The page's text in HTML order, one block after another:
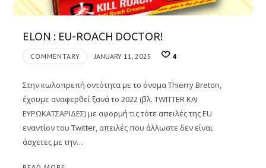
ELON : EU-ROACH DOCTOR!
COMMENTARY JANUARY 11, 2025 4
Στην κωλοπρεπή οντότητα με το όνομα Thierry Breton,
έχουμε αναφερθεί ξανά το 2022 (βλ. TWITTER ΚΑΙ
ΕΥΡΩΚΑΤΣΑΡΙΔΕΣ) με αφορμή τις τότε απειλές της EU
εναντίον του Twitter, απειλές που άλλωστε δεν είναι
άσχετες με την…